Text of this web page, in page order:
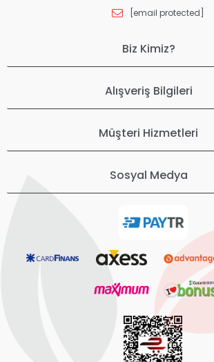
[email protected]
Biz Kimiz?
Alışveriş Bilgileri
Müşteri Hizmetleri
Sosyal Medya